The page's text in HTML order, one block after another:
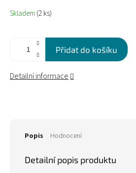
Měrná
cena:
Skladem (2 ks)
Přidat do košíku
Detailní informace
Popis Hodnocení
Detailní popis produktu